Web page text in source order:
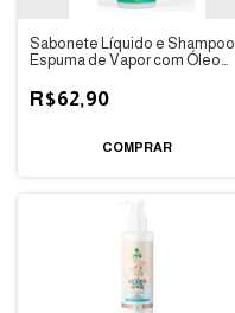
Sabonete Líquido e Shampoo
Espuma de Vapor com Óleo
R$62,90